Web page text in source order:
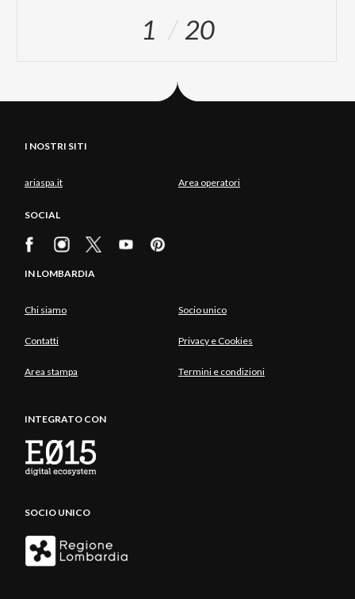
1 20
I NOSTRI SITI
ariaspa.it Area operatori
SOCIAL
IN LOMBARDIA
Chi siamo Socio unico
Contatti Privacy e Cookies
Area stampa Termini e condizioni
INTEGRATO CON
SOCIO UNICO